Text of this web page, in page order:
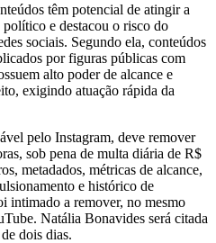
têm potencial de atingir a
e destacou o risco do
sociais. Segundo ela, conteúdos
por figuras públicas com
alto poder de alcance e
exigindo atuação rápida da
pelo Instagram, deve remover
sob pena de multa diária de R$
metadados, métricas de alcance,
e histórico de
intimado a remover, no mesmo
Natália Bonavides será citada
dois dias.